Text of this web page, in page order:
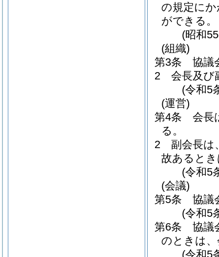
の規定に
ができる。
(昭和
(組織)
第3条
協議
2
会長及び
(令和5
(運営)
第4条
会長
る。
2
副会長は
故あると
(令和5
(会議)
第5条
協議
(令和5
第6条
協議
のときは
(令和5